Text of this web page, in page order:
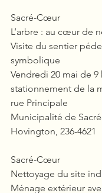
Sacré-Cœur
L’arbre : au cœur de
Visite du sentier
symbolique
Vendredi 20 mai de 9
stationnement de la
rue Principale
Municipalité de
Hovington, 236-4621
Sacré-Cœur
Nettoyage du site
Ménage extérieur